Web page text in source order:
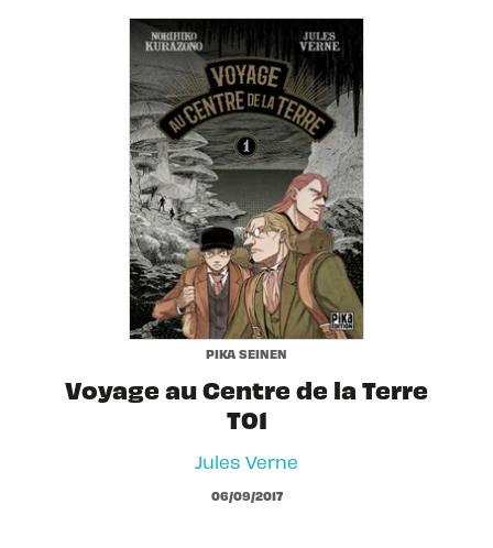
PIKA SEINEN
Voyage au Centre de la Terre
T01
Jules Verne
06/09/2017